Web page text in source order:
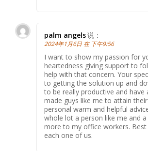
palm angels说：
2024年1月6日 在 下午9:56
I want to show my passion for
heartedness giving support to
help with that concern. Your
to getting the solution up and
to be really productive and have
made guys like me to attain
personal warm and helpful
whole lot a person like me and
more to my office workers.
each one of us.